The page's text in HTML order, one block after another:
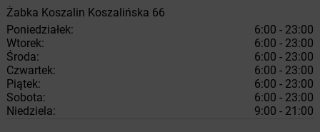
Żabka Koszalin Koszalińska 66
Poniedziałek:
6:00 - 23:00
Wtorek:
6:00 - 23:00
Środa:
6:00 - 23:00
Czwartek:
6:00 - 23:00
Piątek:
6:00 - 23:00
Sobota:
6:00 - 23:00
Niedziela:
9:00 - 21:00